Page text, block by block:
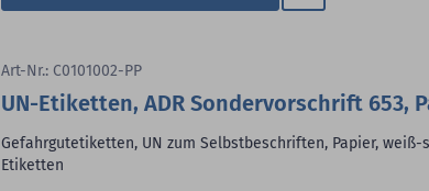
Zum
Art-Nr.: C0101002-PP
UN-Etiketten, ADR Sondervorschrift 653,
Gefahrgutetiketten, UN zum Selbstbeschriften, Papier, weiß-
Etiketten